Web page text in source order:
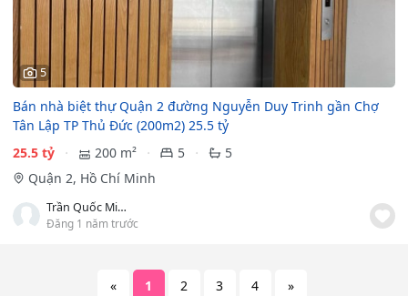
5
Bán nhà biệt thự Quận 2 đường Nguyễn Duy Trinh gần Chợ
Tân Lập TP Thủ Đức (200m2) 25.5 tỷ
25.5 tỷ
200 m² 5
5
Quận 2, Hồ Chí Minh
Trần Quốc Minh
Đăng 1 năm trước
« 1 2 3 4 »